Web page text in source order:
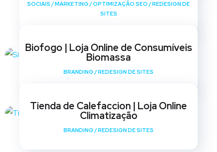
SOCIAIS /MARKETING /OPTIMIZAÇÃO SEO /REDESIGN DE
SITES
Biofogo | Loja Online de Consumíveis
Biomassa
BRANDING /REDESIGN DE SITES
Tienda de Calefaccion | Loja Online
Climatização
BRANDING /REDESIGN DE SITES